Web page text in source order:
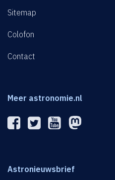
Sitemap
Colofon
Contact
Meer astronomie.nl
Astronieuwsbrief